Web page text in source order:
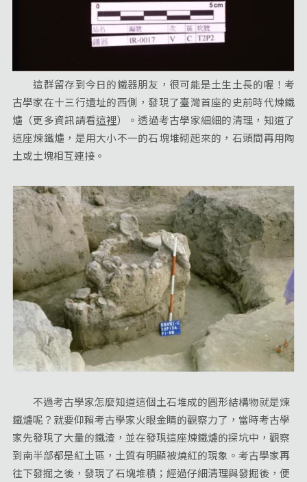
這群留存到今日的鐵器朋友，很可能是土生土長的喔！考
古學家在十三行遺址的西側，發現了臺灣首座的史前時代煉鐵
爐（更多資訊請看這裡）。透過考古學家細細的清理，知道了
這座煉鐵爐，是用大小不一的石塊堆砌起來的，石頭間再用陶
土或土塊相互連接。
不過考古學家怎麼知道這個土石堆成的圓形結構物就是煉
鐵爐呢？就要仰賴考古學家火眼金睛的觀察力了，當時考古學
家先發現了大量的鐵渣，並在發現這座煉鐵爐的探坑中，觀察
到南半部都是紅土區，土質有明顯被燒紅的現象。考古學家再
往下發掘之後，發現了石塊堆積；經過仔細清理與發掘後，便